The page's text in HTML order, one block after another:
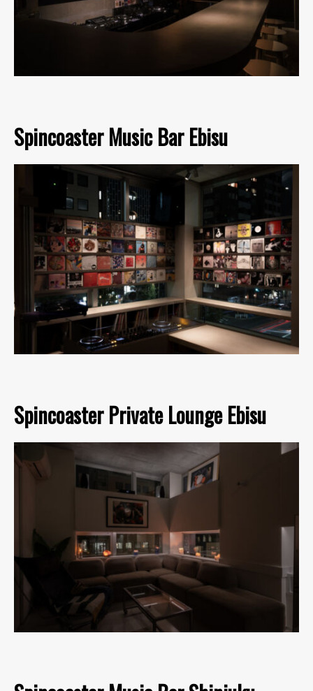
Spincoaster Music Bar Ebisu
Spincoaster Private Lounge Ebisu